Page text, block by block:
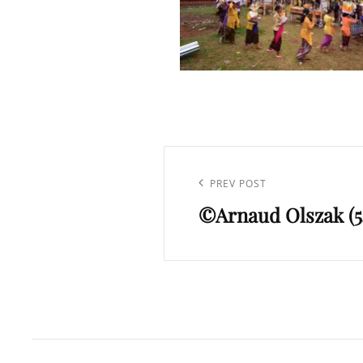
l’article
Previous
Post
PREV POST
©Arnaud Olszak